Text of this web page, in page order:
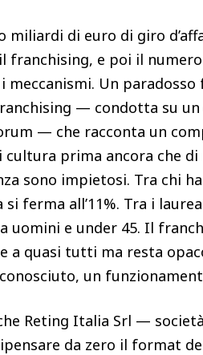
di euro di giro
il franchising, e poi il
meccanismi. Un
— condotta su
— che racconta un
prima ancora che
sono impietosi. Tra chi
ferma all’11%. Tra i
uomini e under 45. Il
a quasi tutti ma resta
un
Reting Italia Srl —
da zero il format